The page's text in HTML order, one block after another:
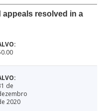
appeals resolved in a
de
2020